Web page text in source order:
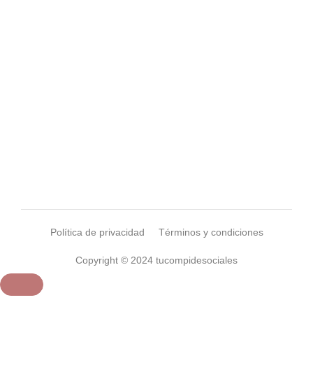
Copyright © 2024 tucompidesociales
Política de privacidad Términos y condiciones